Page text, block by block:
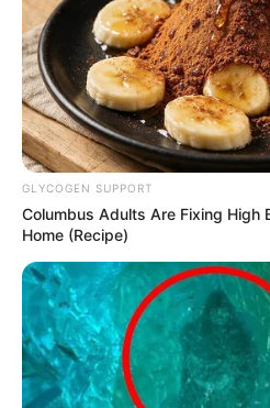
GLYCOGEN SUPPORT
Columbus Adults Are Fixing High
Home (Recipe)